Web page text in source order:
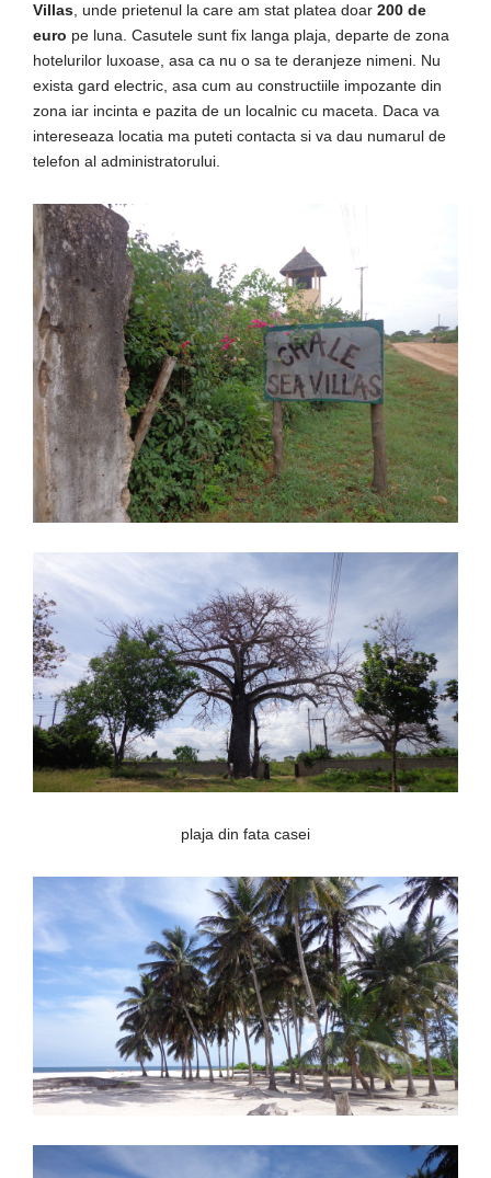
Villas, unde prietenul la care am stat platea doar 200 de
euro pe luna. Casutele sunt fix langa plaja, departe de zona
hotelurilor luxoase, asa ca nu o sa te deranjeze nimeni. Nu
exista gard electric, asa cum au constructiile impozante din
zona iar incinta e pazita de un localnic cu maceta. Daca va
intereseaza locatia ma puteti contacta si va dau numarul de
telefon al administratorului.
plaja din fata casei